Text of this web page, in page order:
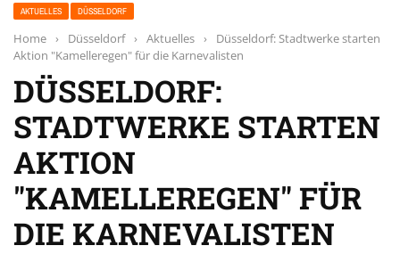
AKTUELLES DÜSSELDORF
Home › Düsseldorf › Aktuelles ›
Düsseldorf: Stadtwerke starten
Aktion "Kamelleregen" für die Karnevalisten
DÜSSELDORF:
STADTWERKE STARTEN
AKTION
"KAMELLEREGEN" FÜR
DIE KARNEVALISTEN